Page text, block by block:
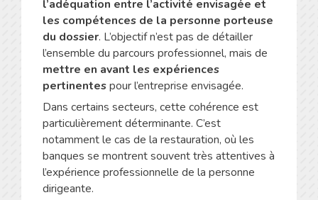
l’adéquation entre l’activité envisagée et
les compétences de la personne porteuse
du dossier. L’objectif n’est pas de détailler
l’ensemble du parcours professionnel, mais de
mettre en avant les expériences
pertinentespour l’entreprise envisagée.
Dans certains secteurs, cette cohérence est
particulièrement déterminante. C’est
notamment le cas de la restauration, où les
banques se montrent souvent très attentives à
l’expérience professionnelle de la personne
dirigeante.